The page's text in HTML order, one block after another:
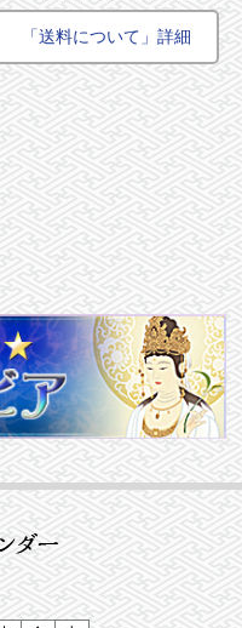
「送料について」詳細